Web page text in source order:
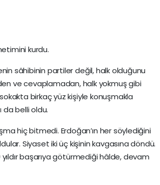
kurdu.
sâhibinin partiler değil, halk olduğunu
ve cevaplamadan, halk yokmuş gibi
birkaç yüz kişiyle konuşmakla
da belli oldu.
hiç bitmedi. Erdoğan’ın her söylediğini
Siyaset iki üç kişinin kavgasına döndü.
yıldır başarıya götürmediği hâlde, devam